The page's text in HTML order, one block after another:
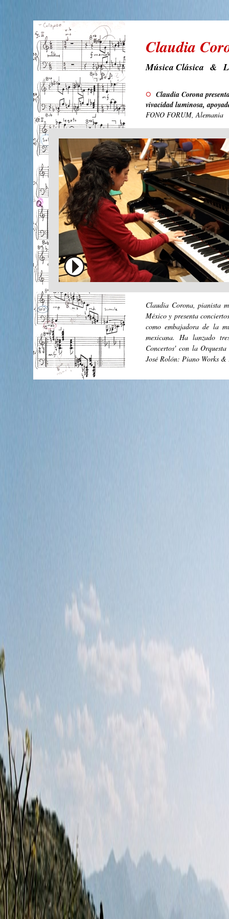
Claudia
Música Clásica &
Claudia Corona
vivacidad luminosa,
FONO FORUM, Alemania
Claudia Corona, pianista
México y presenta
como embajadora de la
mexicana. Ha lanzado
Concertos' con la
José Rolón: Piano Works